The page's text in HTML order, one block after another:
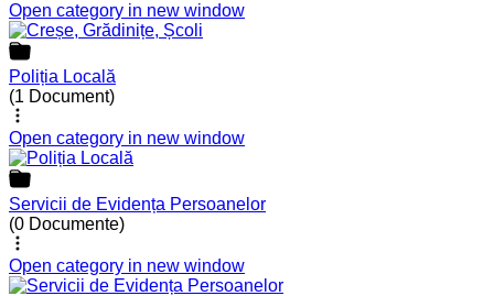
Open category in new window
Poliția Locală
(1 Document)
Open category in new window
Servicii de Evidența Persoanelor
(0 Documente)
Open category in new window